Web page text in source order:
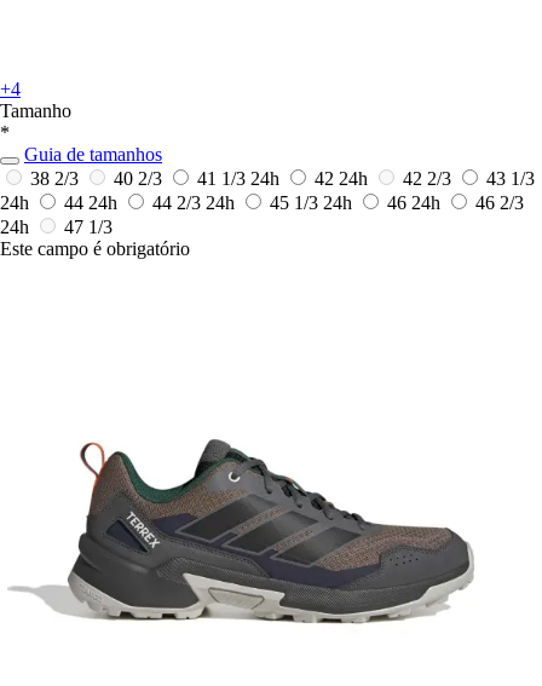
+4
Tamanho
*
Guia de tamanhos
38 2/3
40 2/3 41 1/3 24h 42 24h 42 2/3
43 1/3
24h
44 24h 44 2/3 24h 45 1/3 24h 46 24h
46 2/3
24h
47 1/3
Este campo é obrigatório